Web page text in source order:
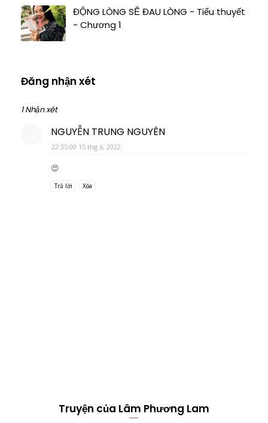
ĐỘNG LÒNG SẼ ĐAU LÒNG - Tiểu thuyết
- Chương 1
Đăng nhận xét
1 Nhận xét
NGUYỄN TRUNG NGUYÊN
22:35:00 15 thg 6, 2022
😍
Trả lời Xóa
Truyện của Lâm Phương Lam